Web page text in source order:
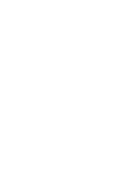
Liebe“ bekannte
auf YouTube ein ganz
und das ist auch gut
so wie auch heute. Es ist
in ihrem Lebenslauf als
einer Marketingagentur
Umgang vor und hinter